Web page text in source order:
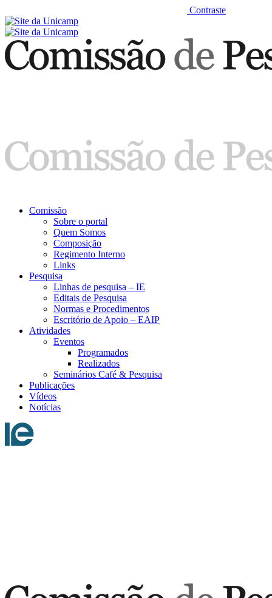
Contraste
Comissão
Sobre o portal
Quem Somos
Composição
Regimento Interno
Links
Pesquisa
Linhas de pesquisa – IE
Editais de Pesquisa
Normas e Procedimentos
Escritório de Apoio – EAIP
Atividades
Eventos
Programados
Realizados
Seminários Café & Pesquisa
Publicações
Vídeos
Notícias